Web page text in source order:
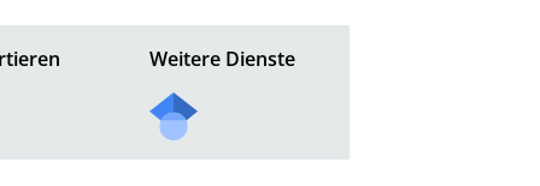
Weitere Dienste